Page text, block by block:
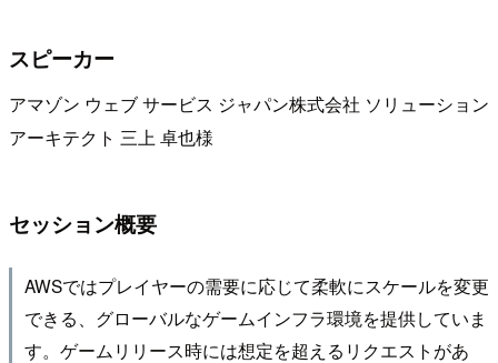
スピーカー
アマゾン ウェブ サービス ジャパン株式会社 ソリューション
アーキテクト 三上 卓也様
セッション概要
AWSではプレイヤーの需要に応じて柔軟にスケールを変更
できる、グローバルなゲームインフラ環境を提供していま
す。ゲームリリース時には想定を超えるリクエストがあ